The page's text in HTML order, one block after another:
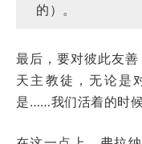
的）。
最后，要对彼此友
天主教徒，无论是
是……我们活着的时